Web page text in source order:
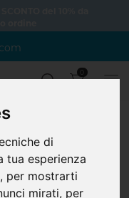
di
tua esperienza
per mostrarti
mirati, per
0
intestata